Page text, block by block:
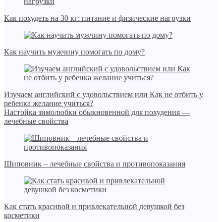
Как похудеть на 30 кг: питание и физические нагрузки
Как научить мужчину помогать по дому?
Изучаем английский с удовольствием или Как не отбить у
ребенка желание учиться?
Настойка зимолюбки обыкновенной для похудения —
лечебные свойства
Шиповник – лечебные свойства и противопоказания
Как стать красивой и привлекательной девушкой без
косметики